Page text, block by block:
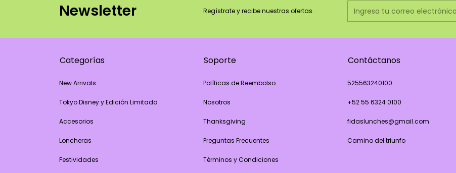
Newsletter Regístrate y recibe nuestras ofertas.
Categorías
New Arrivals
Tokyo Disney y Edición Limitada
Accesorios
Loncheras
Festividades
Soporte
Políticas de Reembolso
Nosotros
Thanksgiving
Preguntas Frecuentes
Términos y Condiciones
Contáctanos
525563240100
+52 55 6324 0100
fidaslunches@gmail.com
Camino del triunfo